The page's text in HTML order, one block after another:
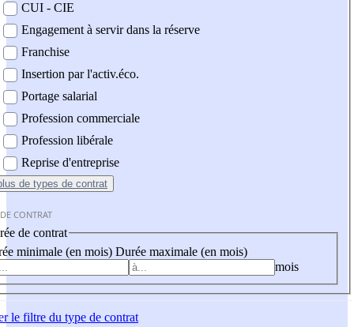
CUI - CIE
Engagement à servir dans la réserve
Franchise
Insertion par l'activ.éco.
Portage salarial
Profession commerciale
Profession libérale
Reprise d'entreprise
de types de contrat
CONTRAT
de contrat
minimale (en mois) Durée maximale (en mois)
mois
le filtre du type de contrat